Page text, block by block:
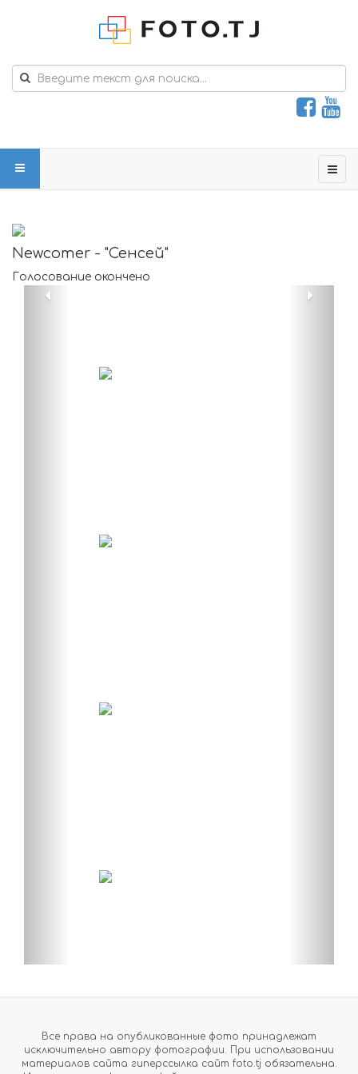
Newcomer - "Сенсей"
Голосование окончено
Все права на опубликованные фото принадлежат
исключительно автору фотографии. При использовании
материалов сайта гиперссылка сайт foto.tj обязательна.